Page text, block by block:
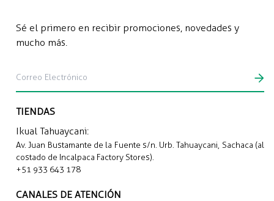
TIENDAS
Ikual Tahuaycani:
Av. Juan Bustamante de la Fuente s/n. Urb. Tahuaycani, Sachaca (al
costado de Incalpaca Factory Stores).
+51 933 643 178
CANALES DE ATENCIÓN
Sé el primero en recibir promociones, novedades y
mucho más.